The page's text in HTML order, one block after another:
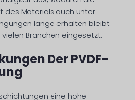
des Materials auch unter
lange erhalten bleibt.
vielen Branchen eingesetzt.
Der PVDF-
eine hohe